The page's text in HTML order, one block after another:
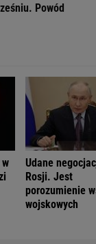
Powód
Udane
Rosji. Jest
porozumienie
wojskowych